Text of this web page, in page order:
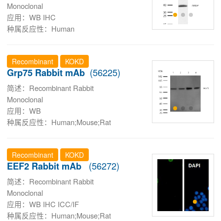
Monoclonal
应用：WB IHC
种属反应性：Human
Recombinant KOKD
Grp75 Rabbit mAb (56225)
简述：Recombinant Rabbit
Monoclonal
应用：WB
种属反应性：Human;Mouse;Rat
Recombinant KOKD
EEF2 Rabbit mAb (56272)
简述：Recombinant Rabbit
Monoclonal
应用：WB IHC ICC/IF
种属反应性：Human;Mouse;Rat